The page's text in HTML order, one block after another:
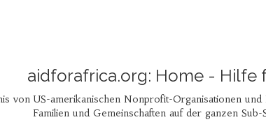
aidforafrica.org: Home - Hilfe
von US-amerikanischen Nonprofit-Organisationen
Familien und Gemeinschaften auf der ganzen Sub-